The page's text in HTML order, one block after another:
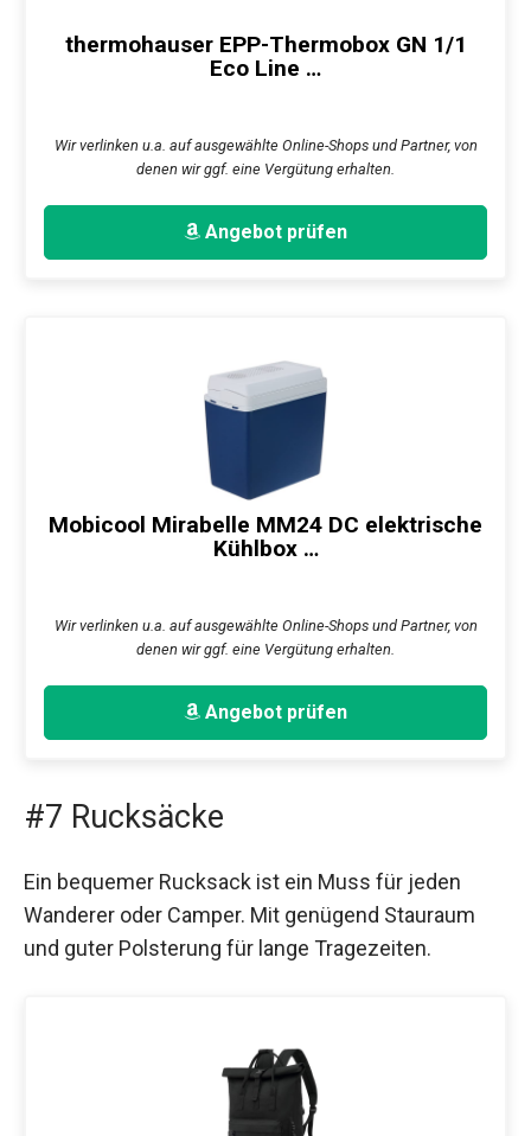
thermohauser EPP-Thermobox GN 1/1
Eco Line …
Wir verlinken u.a. auf ausgewählte Online-Shops und Partner, von
denen wir ggf. eine Vergütung erhalten.
Angebot prüfen
Mobicool Mirabelle MM24 DC elektrische
Kühlbox …
Wir verlinken u.a. auf ausgewählte Online-Shops und Partner, von
denen wir ggf. eine Vergütung erhalten.
Angebot prüfen
#7 Rucksäcke
Ein bequemer Rucksack ist ein Muss für jeden
Wanderer oder Camper. Mit genügend Stauraum
und guter Polsterung für lange Tragezeiten.